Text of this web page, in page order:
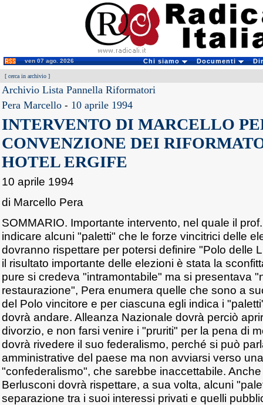
ven 07 ago. 2026 Chi siamo Documenti
[ cerca in archivio ]
Archivio Lista Pannella Riformatori
Pera Marcello - 10 aprile 1994
INTERVENTO DI MARCELLO
CONVENZIONE DEI
HOTEL ERGIFE
10 aprile 1994
di Marcello Pera
SOMMARIO. Importante intervento, nel quale il
indicare alcuni "paletti" che le forze vincitrici delle
dovranno rispettare per potersi definire "Polo delle
il risultato importante delle elezioni è stata la
pure si credeva "intramontabile" ma si presentava
restaurazione", Pera enumera quelle che sono a
del Polo vincitore e per ciascuna egli indica i
dovrà andare. Alleanza Nazionale dovrà perciò
divorzio, e non farsi venire i "pruriti" per la pena di
dovrà rivedere il suo federalismo, perché si può
amministrative del paese ma non avviarsi verso
"confederalismo", che sarebbe inaccettabile.
Berlusconi dovrà rispettare, a sua volta, alcuni
separazione tra i suoi interessi privati e quelli